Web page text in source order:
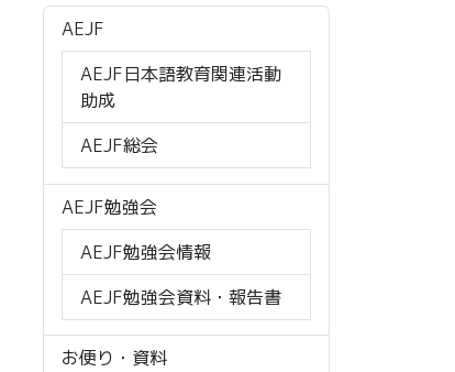
AEJF
AEJF日本語教育関連活動
助成
AEJF総会
AEJF勉強会
AEJF勉強会情報
AEJF勉強会資料・報告書
お便り・資料